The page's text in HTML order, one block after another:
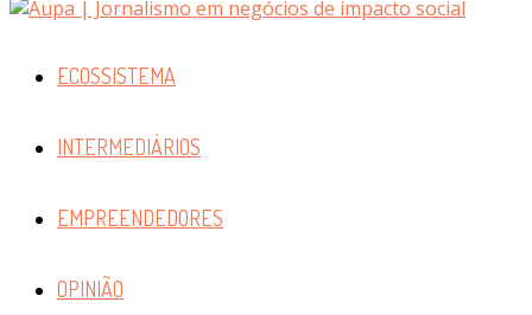
ECOSSISTEMA
INTERMEDIÁRIOS
EMPREENDEDORES
OPINIÃO